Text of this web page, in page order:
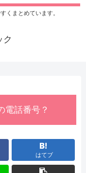
くまとめています。
ク
電話番号？
はてブ